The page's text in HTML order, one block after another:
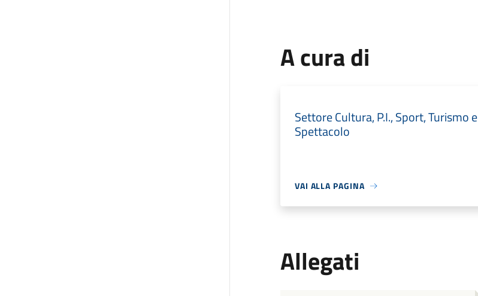
A cura di
Settore Cultura, P.I., Sport, Turismo e
Spettacolo
VAI ALLA PAGINA
Allegati